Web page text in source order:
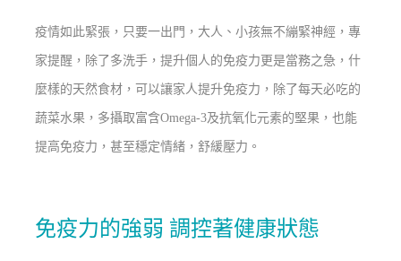
疫情如此緊張，只要一出門，大人、小孩無不繃緊神經，專
家提醒，除了多洗手，提升個人的免疫力更是當務之急，什
麼樣的天然食材，可以讓家人提升免疫力，除了每天必吃的
蔬菜水果，多攝取富含Omega-3及抗氧化元素的堅果，也能
提高免疫力，甚至穩定情緒，舒緩壓力。
免疫力的強弱 調控著健康狀態